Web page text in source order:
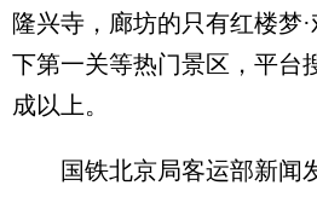
隆兴寺，廊坊的只有红楼梦
下第一关等热门景区，平台
成以上。
国铁北京局客运部新闻